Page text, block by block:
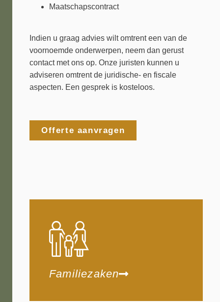
Maatschapscontract
Indien u graag advies wilt omtrent een van de
voornoemde onderwerpen, neem dan gerust
contact met ons op. Onze juristen kunnen u
adviseren omtrent de juridische- en fiscale
aspecten. Een gesprek is kosteloos.
Offerte aanvragen
Familiezaken